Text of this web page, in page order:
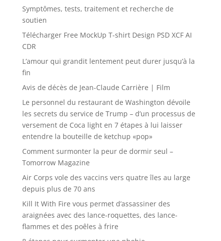
Symptômes, tests, traitement et recherche de
soutien
Télécharger Free MockUp T-shirt Design PSD XCF AI
CDR
L’amour qui grandit lentement peut durer jusqu’à la
fin
Avis de décès de Jean-Claude Carrière | Film
Le personnel du restaurant de Washington dévoile
les secrets du service de Trump – d’un processus de
versement de Coca light en 7 étapes à lui laisser
entendre la bouteille de ketchup «pop»
Comment surmonter la peur de dormir seul –
Tomorrow Magazine
Air Corps vole des vaccins vers quatre îles au large
depuis plus de 70 ans
Kill It With Fire vous permet d’assassiner des
araignées avec des lance-roquettes, des lance-
flammes et des poêles à frire